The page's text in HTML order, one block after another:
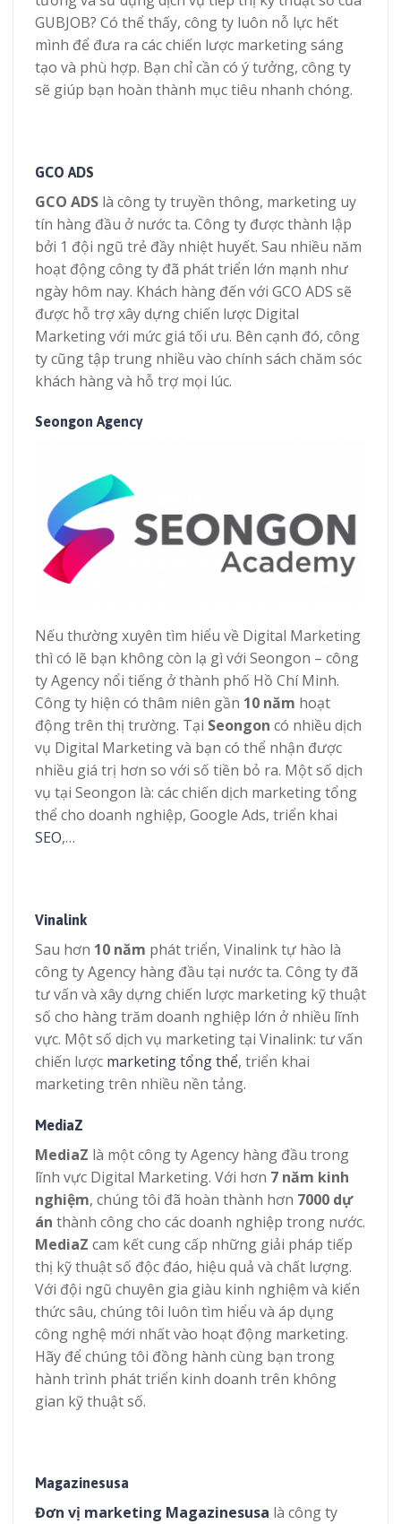
GUBJOB? Có thể thấy, công ty luôn nỗ lực hết
mình để đưa ra các chiến lược marketing sáng
tạo và phù hợp. Bạn chỉ cần có ý tưởng, công ty
sẽ giúp bạn hoàn thành mục tiêu nhanh chóng.
GCO ADS
GCO ADS là công ty truyền thông, marketing uy
tín hàng đầu ở nước ta. Công ty được thành lập
bởi 1 đội ngũ trẻ đầy nhiệt huyết. Sau nhiều năm
hoạt động công ty đã phát triển lớn mạnh như
ngày hôm nay. Khách hàng đến với GCO ADS sẽ
được hỗ trợ xây dựng chiến lược Digital
Marketing với mức giá tối ưu. Bên cạnh đó, công
ty cũng tập trung nhiều vào chính sách chăm sóc
khách hàng và hỗ trợ mọi lúc.
Seongon Agency
Nếu thường xuyên tìm hiểu về Digital Marketing
thì có lẽ bạn không còn lạ gì với Seongon – công
ty Agency nổi tiếng ở thành phố Hồ Chí Minh.
Công ty hiện có thâm niên gần 10 năm hoạt
động trên thị trường. Tại Seongon có nhiều dịch
vụ Digital Marketing và bạn có thể nhận được
nhiều giá trị hơn so với số tiền bỏ ra. Một số dịch
vụ tại Seongon là: các chiến dịch marketing tổng
thể cho doanh nghiệp, Google Ads, triển khai
SEO,…
Vinalink
Sau hơn 10 năm phát triển, Vinalink tự hào là
công ty Agency hàng đầu tại nước ta. Công ty đã
tư vấn và xây dựng chiến lược marketing kỹ thuật
số cho hàng trăm doanh nghiệp lớn ở nhiều lĩnh
vực. Một số dịch vụ marketing tại Vinalink: tư vấn
chiến lược marketing tổng thể, triển khai
marketing trên nhiều nền tảng.
MediaZ
MediaZ là một công ty Agency hàng đầu trong
lĩnh vực Digital Marketing. Với hơn 7 năm kinh
nghiệm, chúng tôi đã hoàn thành hơn 7000 dự
án thành công cho các doanh nghiệp trong nước.
MediaZ cam kết cung cấp những giải pháp tiếp
thị kỹ thuật số độc đáo, hiệu quả và chất lượng.
Với đội ngũ chuyên gia giàu kinh nghiệm và kiến
thức sâu, chúng tôi luôn tìm hiểu và áp dụng
công nghệ mới nhất vào hoạt động marketing.
Hãy để chúng tôi đồng hành cùng bạn trong
hành trình phát triển kinh doanh trên không
gian kỹ thuật số.
Magazinesusa
Đơn vị marketing Magazinesusa là công ty